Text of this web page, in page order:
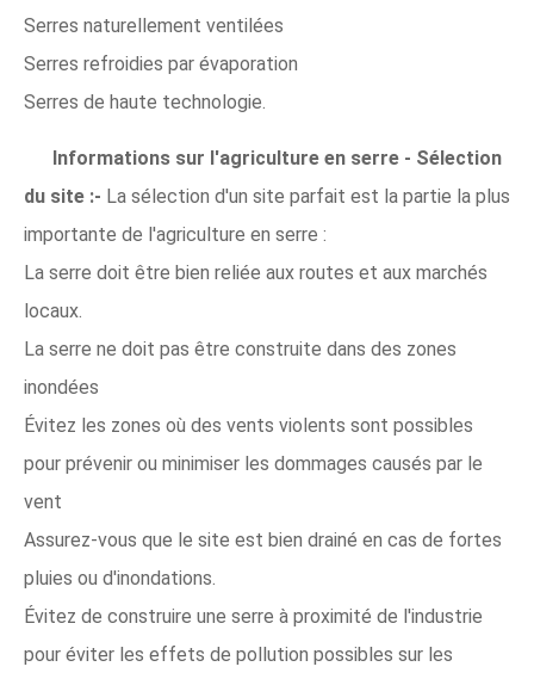
Serres naturellement ventilées
Serres refroidies par évaporation
Serres de haute technologie.
Informations sur l'agriculture en serre - Sélection
du site :- La sélection d'un site parfait est la partie la plus
importante de l'agriculture en serre :
La serre doit être bien reliée aux routes et aux marchés
locaux.
La serre ne doit pas être construite dans des zones
inondées
Évitez les zones où des vents violents sont possibles
pour prévenir ou minimiser les dommages causés par le
vent
Assurez-vous que le site est bien drainé en cas de fortes
pluies ou d'inondations.
Évitez de construire une serre à proximité de l'industrie
pour éviter les effets de pollution possibles sur les